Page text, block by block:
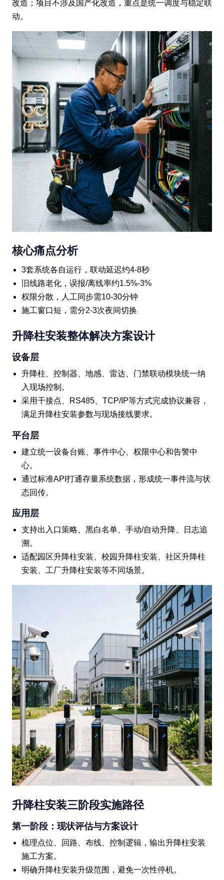
改造；项目不涉及国产化改造，重点是统一调度与稳定联
动。
核心痛点分析
3套系统各自运行，联动延迟约4-8秒
旧线路老化，误报/离线率约1.5%-3%
权限分散，人工同步需10-30分钟
施工窗口短，需分2-3次夜间切换
升降柱安装整体解决方案设计
设备层
升降柱、控制器、地感、雷达、门禁联动模块统一纳
入现场控制。
采用干接点、RS485、TCP/IP等方式完成协议兼容，
满足升降柱安装参数与现场接线要求。
平台层
建立统一设备台账、事件中心、权限中心和告警中
心。
通过标准API打通存量系统数据，形成统一事件流与状
态回传。
应用层
支持出入口策略、黑白名单、手动/自动升降、日志追
溯。
适配园区升降柱安装、校园升降柱安装、社区升降柱
安装、工厂升降柱安装等不同场景。
升降柱安装三阶段实施路径
第一阶段：现状评估与方案设计
梳理点位、回路、布线、控制逻辑，输出升降柱安装
施工方案。
明确升降柱安装升级范围，避免一次性停机。